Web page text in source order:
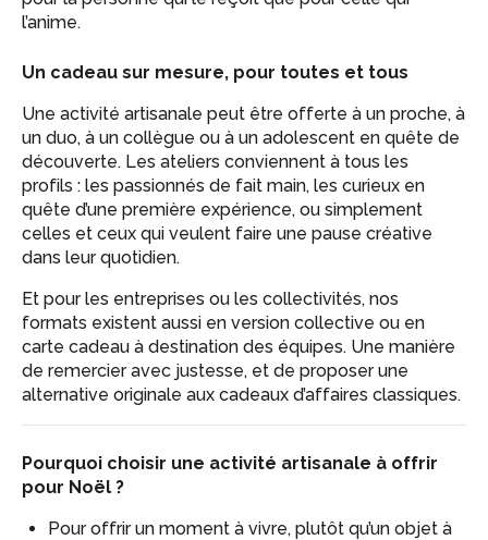
l’anime.
Un cadeau sur mesure, pour toutes et tous
Une activité artisanale peut être offerte à un proche, à
un duo, à un collègue ou à un adolescent en quête de
découverte. Les ateliers conviennent à tous les
profils : les passionnés de fait main, les curieux en
quête d’une première expérience, ou simplement
celles et ceux qui veulent faire une pause créative
dans leur quotidien.
Et pour les entreprises ou les collectivités, nos
formats existent aussi en version collective ou en
carte cadeau à destination des équipes. Une manière
de remercier avec justesse, et de proposer une
alternative originale aux cadeaux d’affaires classiques.
Pourquoi choisir une activité artisanale à offrir
pour Noël ?
Pour offrir un moment à vivre, plutôt qu’un objet à